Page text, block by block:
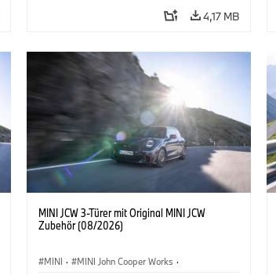
4,17 MB
MINI JCW 3-Türer mit Original MINI JCW
Zubehör (08/2026)
MINI · MINI John Cooper Works ·